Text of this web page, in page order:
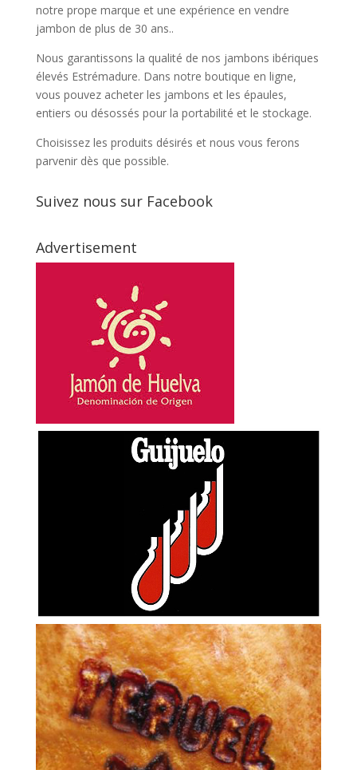
notre prope marque et une expérience en vendre
jambon de plus de 30 ans..
Nous garantissons la qualité de nos jambons ibériques
élevés Estrémadure. Dans notre boutique en ligne,
vous pouvez acheter les jambons et les épaules,
entiers ou désossés pour la portabilité et le stockage.
Choisissez les produits désirés et nous vous ferons
parvenir dès que possible.
Suivez nous sur Facebook
Advertisement